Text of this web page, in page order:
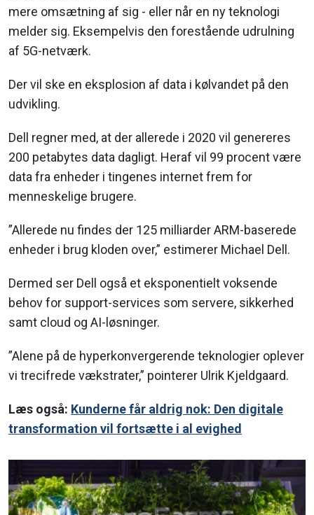
mere omsætning af sig - eller når en ny teknologi
melder sig. Eksempelvis den forestående udrulning
af 5G-netværk.
Der vil ske en eksplosion af data i kølvandet på den
udvikling.
Dell regner med, at der allerede i 2020 vil genereres
200 petabytes data dagligt. Heraf vil 99 procent være
data fra enheder i tingenes internet frem for
menneskelige brugere.
”Allerede nu findes der 125 milliarder ARM-baserede
enheder i brug kloden over,” estimerer Michael Dell.
Dermed ser Dell også et eksponentielt voksende
behov for support-services som servere, sikkerhed
samt cloud og AI-løsninger.
”Alene på de hyperkonvergerende teknologier oplever
vi trecifrede vækstrater,” pointerer Ulrik Kjeldgaard.
Læs også: Kunderne får aldrig nok: Den digitale
transformation vil fortsætte i al evighed